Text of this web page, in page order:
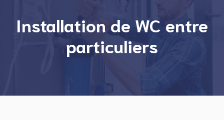
Installation de WC entre
particuliers